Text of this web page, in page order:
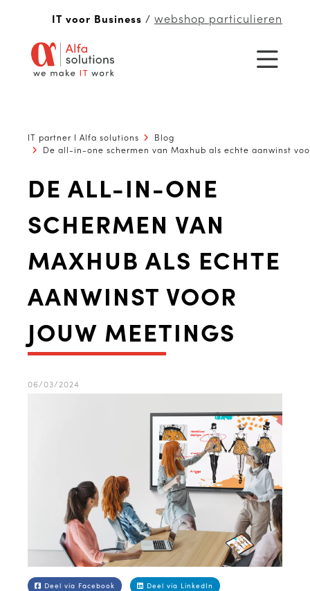
IT voor Business / webshop particulieren
IT partner I Alfa solutions
Blog
De all-in-one schermen van Maxhub als echte aanwinst
DE ALL-IN-ONE
SCHERMEN VAN
MAXHUB ALS ECHTE
AANWINST VOOR
JOUW MEETINGS
06/03/2024
Deel via Facebook Deel via LinkedIn